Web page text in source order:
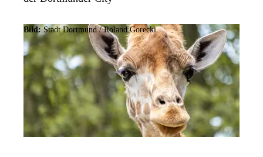
Bild:Stadt Dortmund / Roland Gorecki